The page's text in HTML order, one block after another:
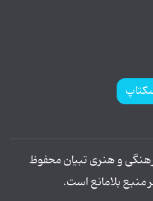
و هنری تبیان محفوظ
بلامانع است.